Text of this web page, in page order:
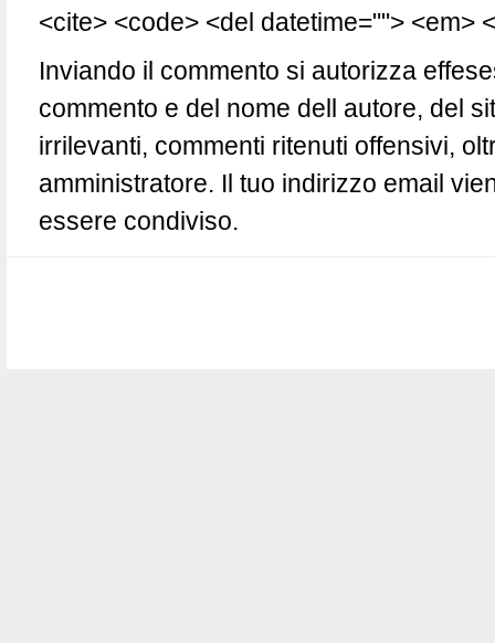
<cite> <code> <del datetime=""> <em>
Inviando il commento si autorizza
commento e del nome dell autore, del
irrilevanti, commenti ritenuti offensivi,
amministratore. Il tuo indirizzo email
essere condiviso.